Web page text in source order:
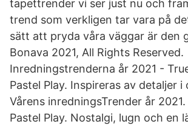
tapettrender vi ser just nu och
trend som verkligen tar vara på
sätt att pryda våra väggar är den
Bonava 2021, All Rights Reserved.
Inredningstrenderna år 2021 -
Pastel Play. Inspireras av detaljer i
Vårens inredningsTrender år
Pastel Play. Nostalgi, lugn och en